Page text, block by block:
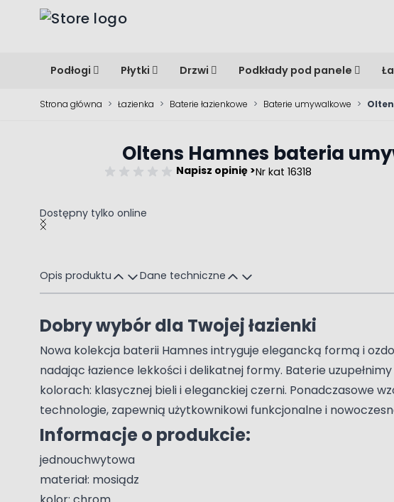
Przejdź do treści
Podłogi Płytki Drzwi Podkłady pod panele
Strona główna > Łazienka > Baterie łazienkowe > Baterie umywalkowe >
Oltens Hamnes bateria
Napisz opinię >Nr kat 16318
Dostępny tylko online
Main image
Click to view image in fullscreen
Opis produktu Dane techniczne
Dobry wybór dla Twojej łazienki
Nowa kolekcja baterii Hamnes intryguje elegancką formą i
nadając łazience lekkości i delikatnej formy. Baterie
kolorach: klasycznej bieli i eleganckiej czerni. Ponadczasowe
technologie, zapewnią użytkownikowi funkcjonalne i
Informacje o produkcie:
jednouchwytowa
materiał: mosiądz